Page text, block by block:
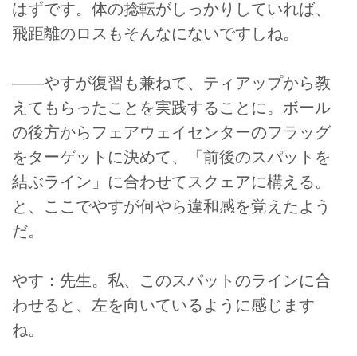
はずです。体の捻転がしっかりしていれば、
飛距離のロスもそんなにないですしね。
――やすが復習も兼ねて、ティアップから教
えてもらったことを実践することに。ボール
の後方からフェアウェイセンターのフラッグ
をターゲットに決めて、「前後のスパットを
結ぶライン」に合わせてスクェアに構える。
と、ここでやすが何やら違和感を覚えたよう
だ。
やす：先生。私、このスパットのラインに合
わせると、左を向いているように感じます
ね。